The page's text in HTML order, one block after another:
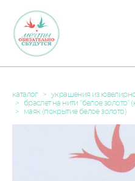
каталог >
украшения из
>
браслет на нити "белое
>
маяк (покрытие белое золото)